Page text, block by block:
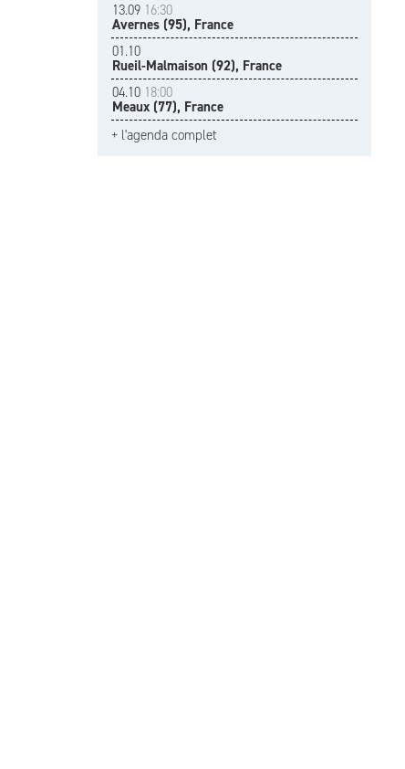
13.09 16:30
Avernes (95), France
01.10
Rueil-Malmaison (92), France
04.10 18:00
Meaux (77), France
+ l'agenda complet